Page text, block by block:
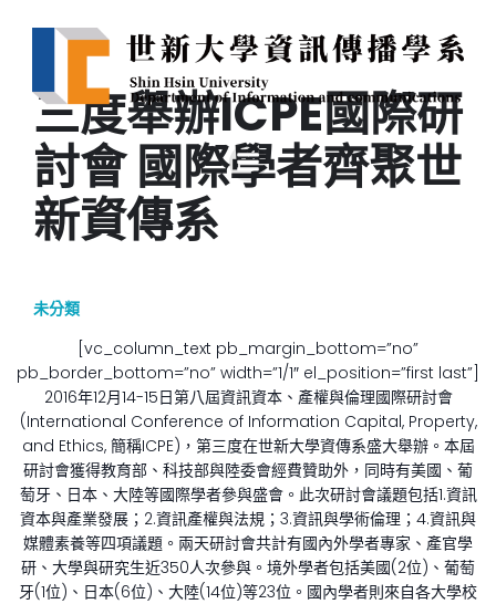
三度舉辦ICPE國際研
討會 國際學者齊聚世
新資傳系
未分類
[vc_column_text pb_margin_bottom=”no”
pb_border_bottom=”no” width=”1/1″ el_position=”first last”]
2016年12月14-15日第八屆資訊資本、產權與倫理國際研討會
(International Conference of Information Capital, Property,
and Ethics, 簡稱ICPE)，第三度在世新大學資傳系盛大舉辦。本屆
研討會獲得教育部、科技部與陸委會經費贊助外，同時有美國、葡
萄牙、日本、大陸等國際學者參與盛會。此次研討會議題包括1.資訊
資本與產業發展；2.資訊產權與法規；3.資訊與學術倫理；4.資訊與
媒體素養等四項議題。兩天研討會共計有國內外學者專家、產官學
研、大學與研究生近350人次參與。境外學者包括美國(2位)、葡萄
牙(1位)、日本(6位)、大陸(14位)等23位。國內學者則來自各大學校